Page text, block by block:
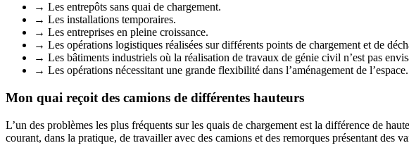
→ Les entrepôts sans quai de chargement.
→ Les installations temporaires.
→ Les entreprises en pleine croissance.
→ Les opérations logistiques réalisées sur différents points de chargement et de
→ Les bâtiments industriels où la réalisation de travaux de génie civil n’est pas
→ Les opérations nécessitant une grande flexibilité dans l’aménagement de l’espace.
Mon quai reçoit des camions de différentes hauteurs
L’un des problèmes les plus fréquents sur les quais de chargement est la différence de
courant, dans la pratique, de travailler avec des camions et des remorques présentant des